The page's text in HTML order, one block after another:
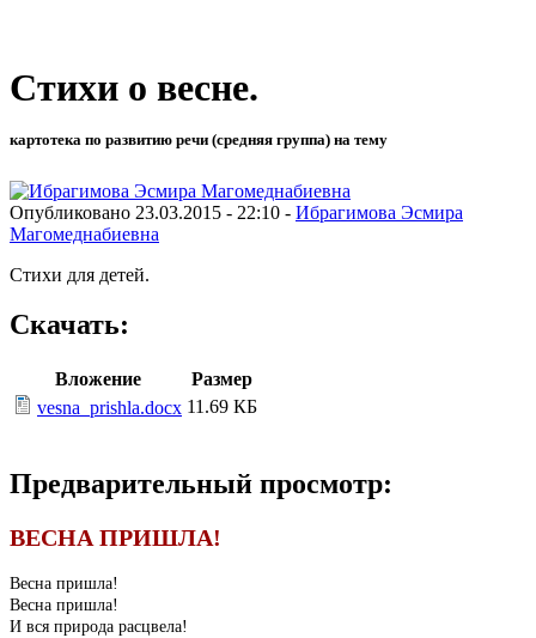
Стихи о весне.
картотека по развитию речи (средняя группа) на тему
Опубликовано 23.03.2015 - 22:10 - Ибрагимова Эсмира
Магомеднабиевна
Стихи для детей.
Скачать:
Вложение
Размер
vesna_prishla.docx 11.69 КБ
Предварительный просмотр:
ВЕСНА ПРИШЛА!
Весна пришла!
Весна пришла!
И вся природа расцвела!